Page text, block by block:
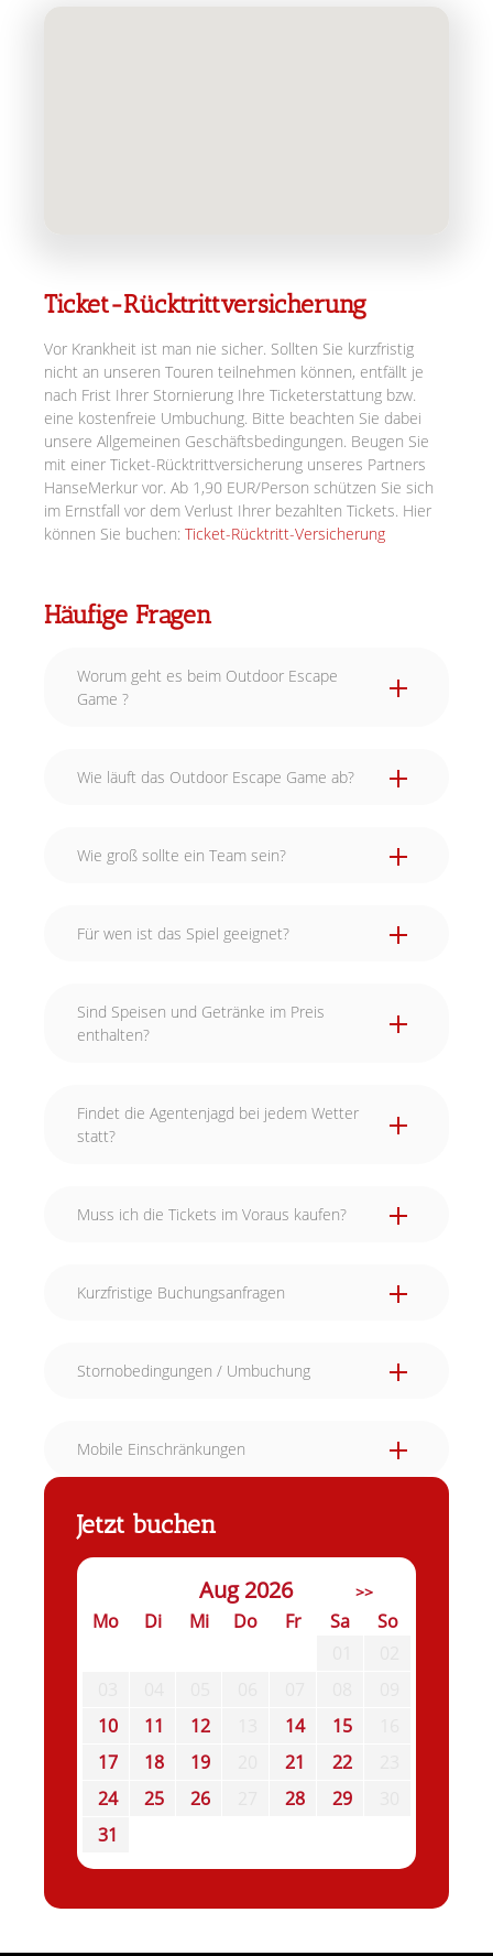
Ticket-Rücktrittversicherung
Vor Krankheit ist man nie sicher. Sollten Sie kurzfristig
nicht an unseren Touren teilnehmen können, entfällt je
nach Frist Ihrer Stornierung Ihre Ticketerstattung bzw.
eine kostenfreie Umbuchung. Bitte beachten Sie dabei
unsere Allgemeinen Geschäftsbedingungen. Beugen Sie
mit einer Ticket-Rücktrittversicherung unseres Partners
HanseMerkur vor. Ab 1,90 EUR/Person schützen Sie sich
im Ernstfall vor dem Verlust Ihrer bezahlten Tickets. Hier
können Sie buchen: Ticket-Rücktritt-Versicherung
Häufige Fragen
Worum geht es beim Outdoor Escape
Game ?
Wie läuft das Outdoor Escape Game ab?
Wie groß sollte ein Team sein?
Für wen ist das Spiel geeignet?
Sind Speisen und Getränke im Preis
enthalten?
Findet die Agentenjagd bei jedem Wetter
statt?
Muss ich die Tickets im Voraus kaufen?
Kurzfristige Buchungsanfragen
Stornobedingungen / Umbuchung
Mobile Einschränkungen
Jetzt buchen
Aug 2026 >>
Mo Di Mi Do Fr Sa
So
10
11 12 14 15
17
18 19 21 22
24
25 26 28 29
31